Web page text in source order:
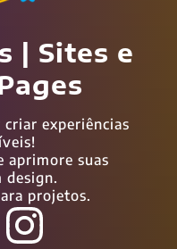
| Sites e
experiências
aprimore suas
design.
projetos.